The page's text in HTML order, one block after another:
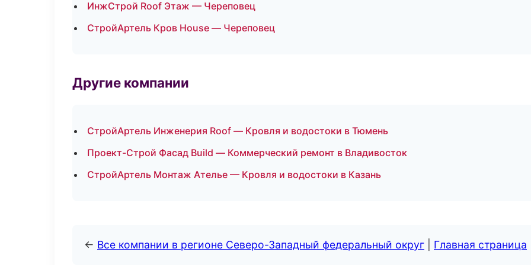
ИнжСтрой Roof Этаж — Череповец
СтройАртель Кров House — Череповец
Другие компании
СтройАртель Инженерия Roof — Кровля и водостоки в Тюмень
Проект-Строй Фасад Build — Коммерческий ремонт в Владивосток
СтройАртель Монтаж Ателье — Кровля и водостоки в Казань
← Все компании в регионе Северо-Западный федеральный округ Главная страница